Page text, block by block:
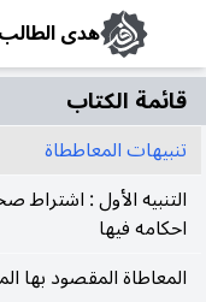
هدى
قائمة الکتاب
تنبيهات المعاططاة
التنبيه الأول : اشتراط
احكامه فيها
المعاطاة المقصود بها